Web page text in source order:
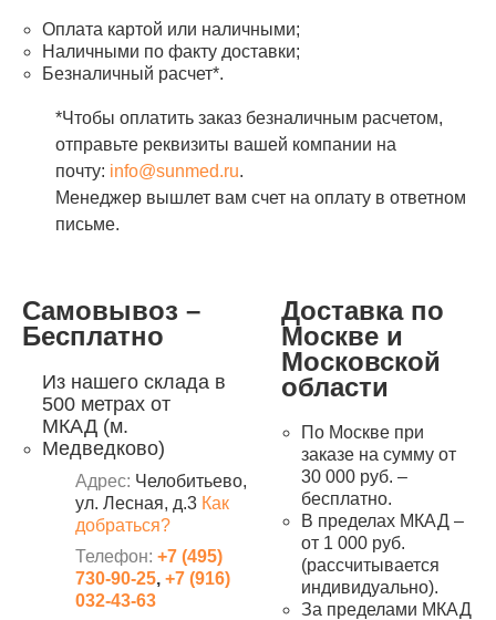
Оплата картой или наличными;
Наличными по факту доставки;
Безналичный расчет*.
*Чтобы оплатить заказ безналичным расчетом,
отправьте реквизиты вашей компании на
почту: info@sunmed.ru.
Менеджер вышлет вам счет на оплату в ответном
письме.
Самовывоз –
Бесплатно
Из нашего склада в
500 метрах от
МКАД (м.
Медведково)
Адрес: Челобитьево,
ул. Лесная, д.3 Как
добраться?
Телефон: +7 (495)
730-90-25, +7 (916)
032-43-63
Доставка по
Москве и
Московской
области
По Москве при
заказе на сумму от
30 000 руб. –
бесплатно.
В пределах МКАД –
от 1 000 руб.
(рассчитывается
индивидуально).
За пределами МКАД